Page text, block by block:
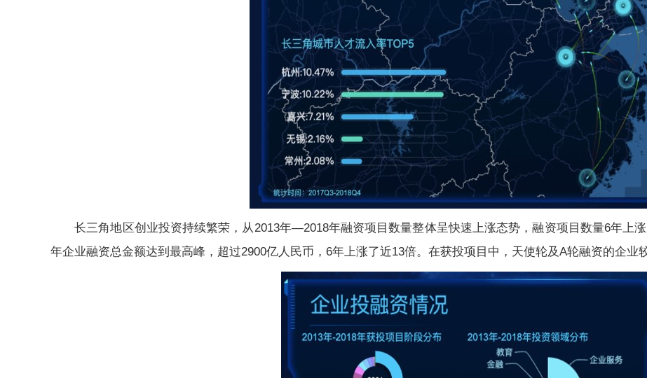
长三角地区创业投资持续繁荣，从2013年―2018年融资项目数量整体呈快速上涨态势，融资项目数量6年上
年企业融资总金额达到最高峰，超过2900亿人民币，6年上涨了近13倍。在获投项目中，天使轮及A轮融资的企业